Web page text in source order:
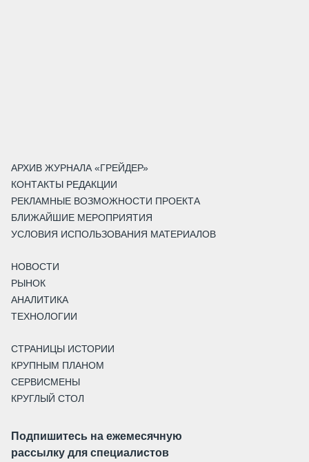
АРХИВ ЖУРНАЛА «ГРЕЙДЕР»
КОНТАКТЫ РЕДАКЦИИ
РЕКЛАМНЫЕ ВОЗМОЖНОСТИ ПРОЕКТА
БЛИЖАЙШИЕ МЕРОПРИЯТИЯ
УСЛОВИЯ ИСПОЛЬЗОВАНИЯ МАТЕРИАЛОВ
НОВОСТИ
РЫНОК
АНАЛИТИКА
ТЕХНОЛОГИИ
СТРАНИЦЫ ИСТОРИИ
КРУПНЫМ ПЛАНОМ
СЕРВИСМЕНЫ
КРУГЛЫЙ СТОЛ
Подпишитесь на ежемесячную
рассылку для специалистов